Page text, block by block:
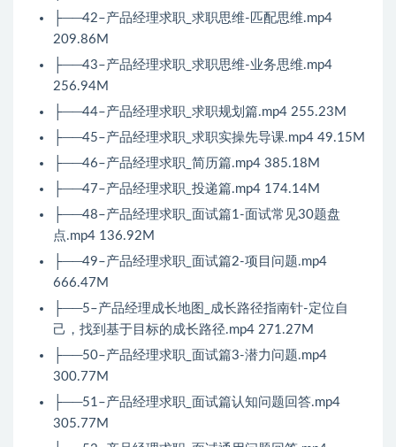
├──42–产品经理求职_求职思维-匹配思维.mp4
209.86M
├──43–产品经理求职_求职思维-业务思维.mp4
256.94M
├──44–产品经理求职_求职规划篇.mp4 255.23M
├──45–产品经理求职_求职实操先导课.mp4 49.15M
├──46–产品经理求职_简历篇.mp4 385.18M
├──47–产品经理求职_投递篇.mp4 174.14M
├──48–产品经理求职_面试篇1-面试常见30题盘
点.mp4 136.92M
├──49–产品经理求职_面试篇2-项目问题.mp4
666.47M
├──5–产品经理成长地图_成长路径指南针-定位自
己，找到基于目标的成长路径.mp4 271.27M
├──50–产品经理求职_面试篇3-潜力问题.mp4
300.77M
├──51–产品经理求职_面试篇认知问题回答.mp4
305.77M